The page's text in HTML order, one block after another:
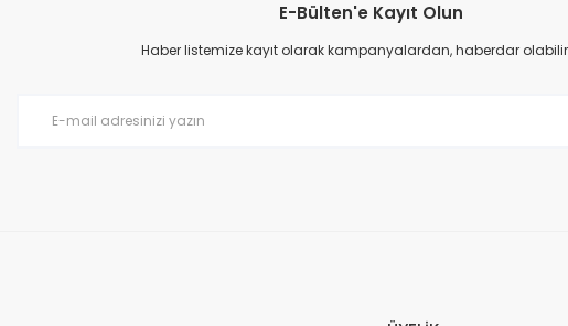
Ürün resmi kalitesiz, bozuk veya görüntülenemiyor.
Ürün açıklamasında eksik bilgiler bulunuyor.
E-Bülten'e Kayıt Olun
Haber listemize kayıt olarak kampanyalardan, haberdar